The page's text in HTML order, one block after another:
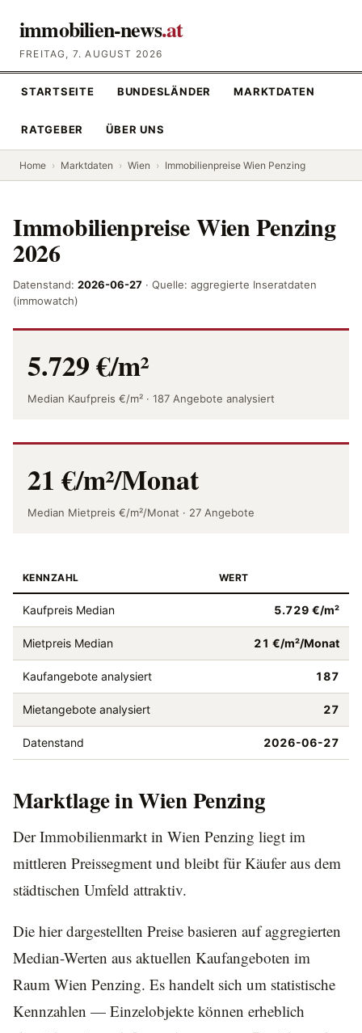
immobilien-news.at
FREITAG, 7. AUGUST 2026
STARTSEITE BUNDESLÄNDER MARKTDATEN
RATGEBER ÜBER UNS
Home › Marktdaten › Wien › Immobilienpreise Wien Penzing
Immobilienpreise Wien Penzing
2026
Datenstand: 2026-06-27 · Quelle: aggregierte Inseratdaten
(immowatch)
5.729 €/m²
Median Kaufpreis €/m² · 187 Angebote analysiert
21 €/m²/Monat
Median Mietpreis €/m²/Monat · 27 Angebote
KENNZAHL WERT
Kaufpreis Median 5.729 €/m²
Mietpreis Median 21 €/m²/Monat
Kaufangebote analysiert 187
Mietangebote analysiert 27
Datenstand 2026-06-27
Marktlage in Wien Penzing
Der Immobilienmarkt in Wien Penzing liegt im
mittleren Preissegment und bleibt für Käufer aus dem
städtischen Umfeld attraktiv.
Die hier dargestellten Preise basieren auf aggregierten
Median-Werten aus aktuellen Kaufangeboten im
Raum Wien Penzing. Es handelt sich um statistische
Kennzahlen — Einzelobjekte können erheblich